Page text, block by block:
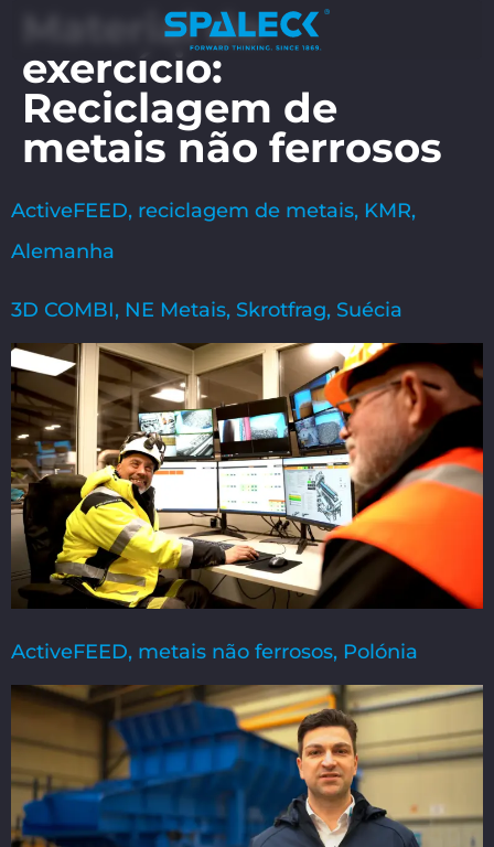
Material do
exercício:
Reciclagem de
metais não ferrosos
ActiveFEED, reciclagem de metais, KMR,
Alemanha
3D COMBI, NE Metais, Skrotfrag, Suécia
ActiveFEED, metais não ferrosos, Polónia